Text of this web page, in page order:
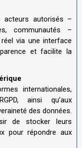
autorisés –
communautés –
via une interface
et facilite la
internationales,
ainsi qu’aux
des données.
de stocker leurs
pour répondre aux